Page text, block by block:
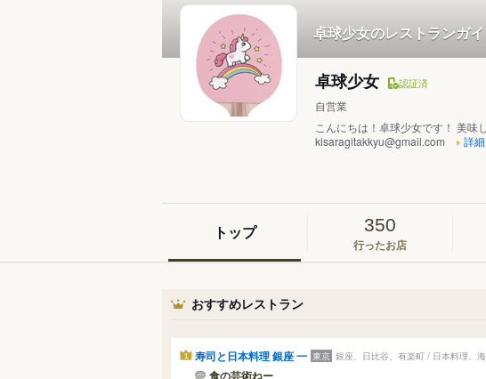
卓球少女のレストランガ
卓球少女 認証済
自営業
こんにちは！卓球少女です！ 美味
kisaragitakkyu@gmail.com
詳
トップ 350
行ったお店
おすすめレストラン
1 寿司と日本料理 銀座 一 東京 銀座、日比谷、有楽町 / 日本料理、
食の芸術ねー